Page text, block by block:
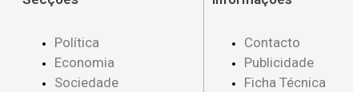
Política
Economia
Sociedade
Contacto
Publicidade
Ficha Técnica